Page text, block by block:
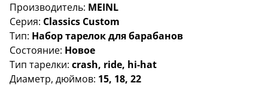
Производитель: MEINL
Серия: Classics Custom
Тип: Набор тарелок для барабанов
Состояние: Новое
Тип тарелки: crash, ride, hi-hat
Диаметр, дюймов: 15, 18, 22